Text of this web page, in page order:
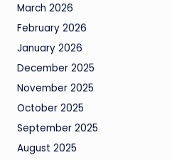
March 2026
February 2026
January 2026
December 2025
November 2025
October 2025
September 2025
August 2025